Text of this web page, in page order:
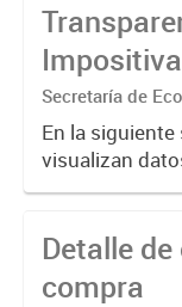
Municipio.
Secretaría de
En la
visualizan
la
Detalle
compra